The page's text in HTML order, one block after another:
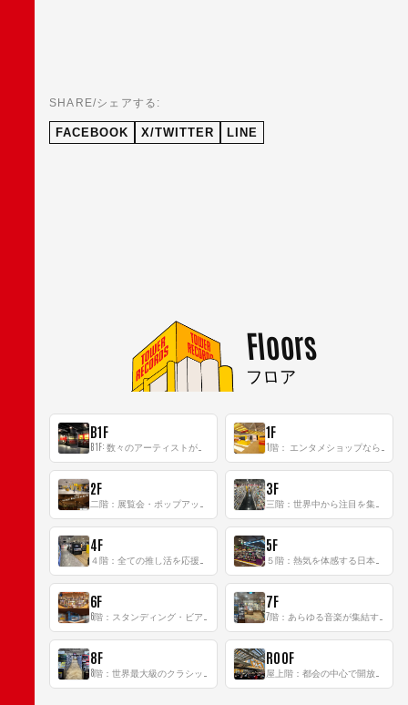
SHARE/シェアする:
FACEBOOK X/TWITTER LINE
Floors
フロア
B1F 1F
2F 3F
4F 5F
6F 7F
8F ROOF